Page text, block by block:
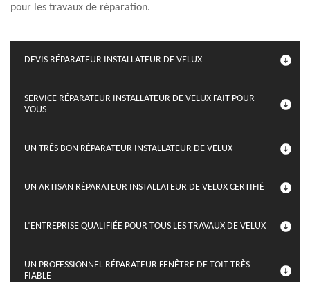
pour les travaux de réparation.
DEVIS RÉPARATEUR INSTALLATEUR DE VELUX
SERVICE RÉPARATEUR INSTALLATEUR DE VELUX FAIT POUR
VOUS
UN TRÈS BON RÉPARATEUR INSTALLATEUR DE VELUX
UN ARTISAN RÉPARATEUR INSTALLATEUR DE VELUX CERTIFIÉ
L’ENTREPRISE QUALIFIÉE POUR TOUS LES TRAVAUX DE VELUX
UN PROFESSIONNEL RÉPARATEUR FENÊTRE DE TOIT TRÈS
FIABLE